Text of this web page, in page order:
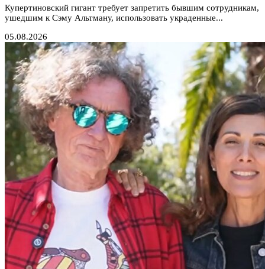
Купертиновский гигант требует запретить бывшим сотрудникам,
ушедшим к Сэму Альтману, использовать украденные...
05.08.2026